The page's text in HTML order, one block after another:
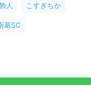
人 こすぎちか
葛SC